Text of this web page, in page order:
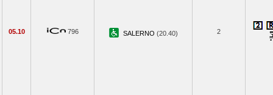
05.10 796 SALERNO (20.40) 2